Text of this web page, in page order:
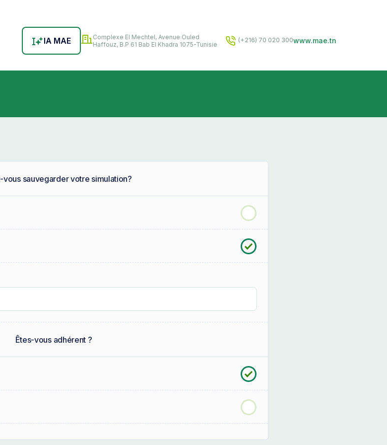
IA MAE
Complexe El Mechtel, Avenue Ouled
Haffouz, B.P 61 Bab El Khadra 1075-Tunisie
(+216) 70 020 300www.mae.tn
vous sauvegarder votre simulation?
Êtes-vous adhérent ?